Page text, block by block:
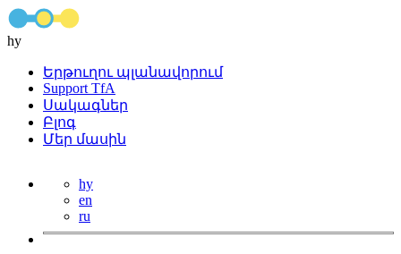
hy
Երթուղու պլանավորում
Support TfA
Սակագներ
Բլոգ
Մեր մասին
hy
en
ru